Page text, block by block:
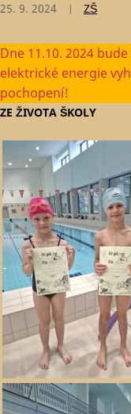
ZE ŽIVOTA ŠKOLY
25. 9. 2024 ZŠ
Dne 11.10. 2024
elektrické energie
pochopení!